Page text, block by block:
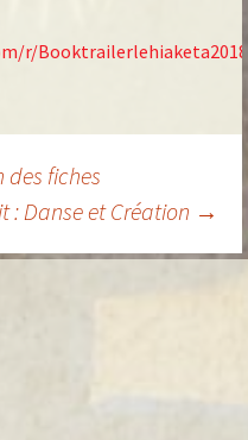
r/Booktrailerlehiaketa2018
fiches
: Danse et Création →